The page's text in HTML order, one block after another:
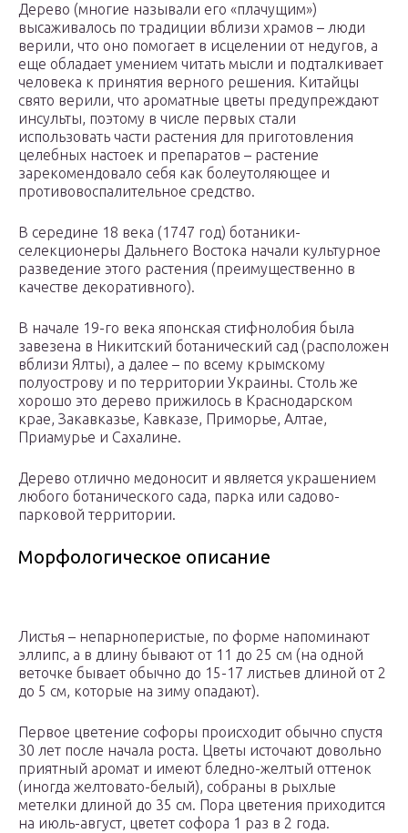
Дерево (многие называли его «плачущим»)
высаживалось по традиции вблизи храмов – люди
верили, что оно помогает в исцелении от недугов, а
еще обладает умением читать мысли и подталкивает
человека к принятия верного решения. Китайцы
свято верили, что ароматные цветы предупреждают
инсульты, поэтому в числе первых стали
использовать части растения для приготовления
целебных настоек и препаратов – растение
зарекомендовало себя как болеутоляющее и
противовоспалительное средство.
В середине 18 века (1747 год) ботаники-
селекционеры Дальнего Востока начали культурное
разведение этого растения (преимущественно в
качестве декоративного).
В начале 19-го века японская стифнолобия была
завезена в Никитский ботанический сад (расположен
вблизи Ялты), а далее – по всему крымскому
полуострову и по территории Украины. Столь же
хорошо это дерево прижилось в Краснодарском
крае, Закавказье, Кавказе, Приморье, Алтае,
Приамурье и Сахалине.
Дерево отлично медоносит и является украшением
любого ботанического сада, парка или садово-
парковой территории.
Морфологическое описание
Листья – непарноперистые, по форме напоминают
эллипс, а в длину бывают от 11 до 25 см (на одной
веточке бывает обычно до 15-17 листьев длиной от 2
до 5 см, которые на зиму опадают).
Первое цветение софоры происходит обычно спустя
30 лет после начала роста. Цветы источают довольно
приятный аромат и имеют бледно-желтый оттенок
(иногда желтовато-белый), собраны в рыхлые
метелки длиной до 35 см. Пора цветения приходится
на июль-август, цветет софора 1 раз в 2 года.